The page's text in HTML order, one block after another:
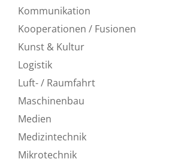
Kommunikation
Kooperationen / Fusionen
Kunst & Kultur
Logistik
Luft- / Raumfahrt
Maschinenbau
Medien
Medizintechnik
Mikrotechnik